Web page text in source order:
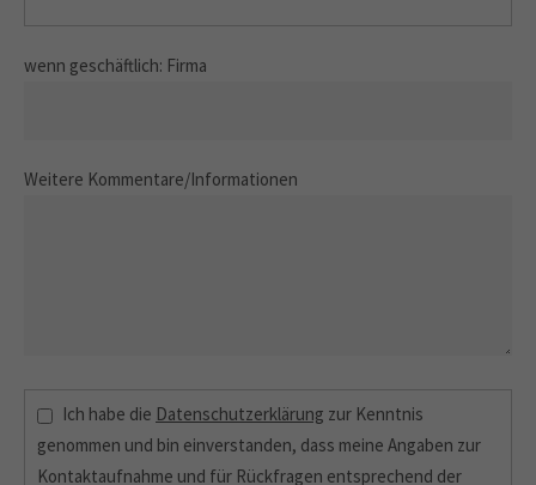
wenn geschäftlich: Firma
Weitere Kommentare/Informationen
Ich habe die Datenschutzerklärung zur Kenntnis
genommen und bin einverstanden, dass meine Angaben zur
Kontaktaufnahme und für Rückfragen entsprechend der